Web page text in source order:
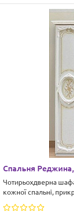
Спальня
Чотирьохдверна
кожної спальні,